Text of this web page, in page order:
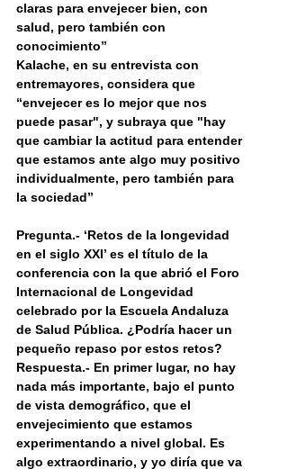
claras para envejecer bien, con
salud, pero también con
conocimiento”
Kalache, en su entrevista con
entremayores, considera que
“envejecer es lo mejor que nos
puede pasar", y subraya que "hay
que cambiar la actitud para entender
que estamos ante algo muy positivo
individualmente, pero también para
la sociedad”
Pregunta.- ‘Retos de la longevidad
en el siglo XXI’ es el título de la
conferencia con la que abrió el Foro
Internacional de Longevidad
celebrado por la Escuela Andaluza
de Salud Pública. ¿Podría hacer un
pequeño repaso por estos retos?
Respuesta.- En primer lugar, no hay
nada más importante, bajo el punto
de vista demográfico, que el
envejecimiento que estamos
experimentando a nivel global. Es
algo extraordinario, y yo diría que va